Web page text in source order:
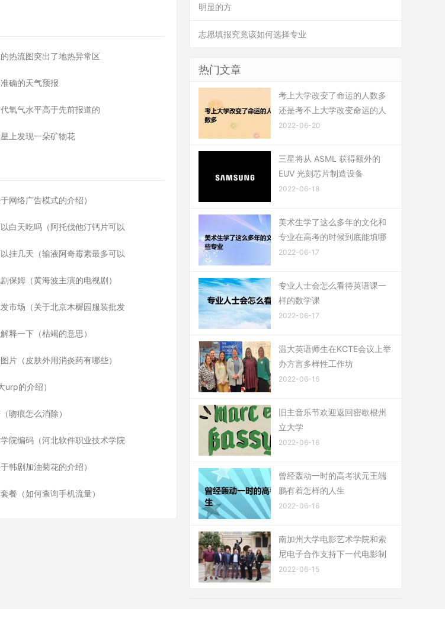
热流图突出了地热异常区
确的天气预报
氧气水平高于先前报道的
上发现一朵矿物花
网络广告模式的介绍）
白天吃吗（阿托伐他汀钙片可以
挂几天（输液阿奇霉素最多可以
保姆（黄海波主演的电视剧）
市场（关于北京木樨园服装批发
释一下（枯竭的意思）
片（皮肤外用消炎药有哪些）
的介绍）
吻痕怎么消除）
院编码（河北软件职业技术学院
韩剧加油菊花的介绍）
餐（如何查询手机流量）
明显的方
志愿填报究竟该如何选择专业
热门文章
考上大学改变了命运的人数多
还是考不上大学改变命运的人
2022-06-20
三星将从 ASML 获得额外的
EUV 光刻芯片制造设备
2022-06-18
美术生学了这么多年的文化和
专业在高考的时候到底能填哪
2022-06-17
专业人士会怎么看待英语课一
样的数学课
2022-06-17
温大英语师生在KCTE会议上举
办方言多样性工作坊
2022-06-16
旧主音乐节欢迎返回密歇根州
立大学
2022-06-16
曾经轰动一时的高考状元王端
鹏有着怎样的人生
2022-06-16
南加州大学电影艺术学院和索
尼电子合作支持下一代电影制
2022-06-15